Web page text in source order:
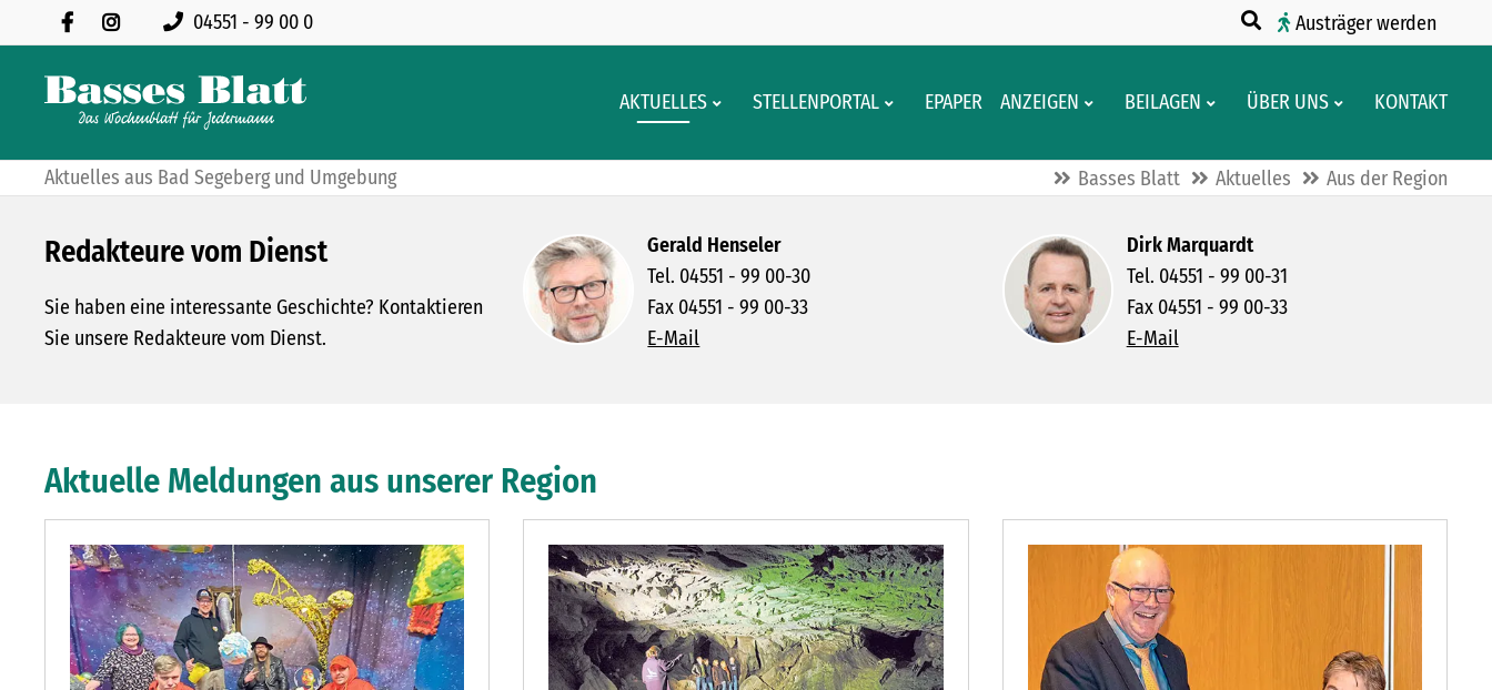
04551 - 99 00 0 Austräger werden
AKTUELLES STELLENPORTAL EPAPER ANZEIGEN BEILAGEN ÜBER UNS KONTAKT
Aktuelles aus Bad Segeberg und Umgebung Basses Blatt Aktuelles Aus der Region
Redakteure vom Dienst
Sie haben eine interessante Geschichte? Kontaktieren
Sie unsere Redakteure vom Dienst.
Gerald Henseler
Tel. 04551 - 99 00-30
Fax 04551 - 99 00-33
E-Mail
Dirk Marquardt
Tel. 04551 - 99 00-31
Fax 04551 - 99 00-33
E-Mail
Aktuelle Meldungen aus unserer Region
DIE INSEKTENVIELFALT STÄRKEN